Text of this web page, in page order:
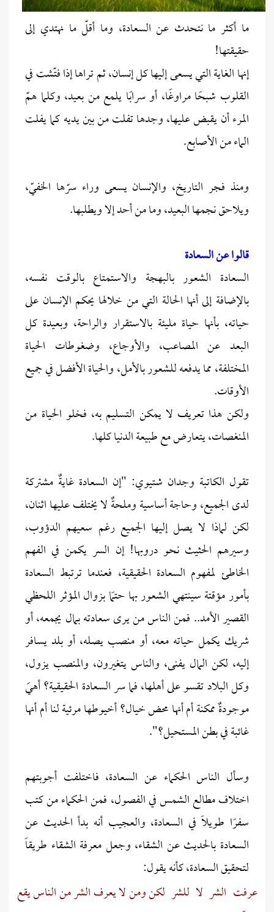
ما أكثر ما نتحدث عن السعادة، وما أقلّ ما نهتدي إلى
حقيقتها!
إنها الغاية التي يسعى إليها كل إنسان، ثم تراها إذا فتّشت في
القلوب شبحًا مراوغًا، أو سرابًا يلمع من بعيد، وكلما همّ
المرء أن يقبض عليها، وجدها تفلت من بين يديه كما يفلت
الماء من الأصابع.
ومنذ فجر التاريخ، والإنسان يسعى وراء سرّها الخفيّ،
ويلاحق نجمها البعيد، وما من أحد إلا ويطلبها.
قالوا عن السعادة
السعادة الشعور بالبهجة والاستمتاع بالوقت نفسه،
بالإضافة إلى أنها الحالة التي من خلالها يحكم الإنسان على
حياته، بأنها حياة مليئة بالاستقرار والراحة، وبعيدة كل
البعد عن المصاعب، والأوجاع، وضغوطات الحياة
المختلفة، مما يدفعه للشعور بالأمل، والحياة الأفضل في جميع
الأوقات.
ولكن هذا تعريف لا يمكن التسليم به، فخلو الحياة من
المنغصات، يتعارض مع طبيعة الدنيا كلها.
تقول الكاتبة وجدان شتيوي: "إن السعادة غايةٌ مشتركة
لدى الجميع، وحاجة أساسية وملحةٌ لا يختلف عليها اثنان،
لكن لماذا لا يصل إليها الجميع رغم سعيهم الدؤوب،
وسيرهم الحثيث نحو دروبها! إن السر يكمن في الفهم
الخاطئ لمفهوم السعادة الحقيقية، فعندما ترتبط السعادة
بأمور مؤقتة سينتهي الشعور بها حتمًا بزوال المؤثر اللحظي
القصير الأمد.. فمن الناس من يرى سعادته بمال يجمعه، أو
شريك يكمل حياته معه، أو منصب يصله، أو بلد يسافر
إليه، لكن المال يفنى، والناس يتغيرون، والمنصب يزول،
وكل البلاد تقسو على أهلها، فما سر السعادة الحقيقية؟ أهيَ
موجودةٌ ممكنة أم أنها محض خيال؟ أخيوطها مرئية لنا أم أنها
غائبة في بطن المستحيل؟".
وسأل الناس الحكماء عن السعادة، فاختلفت أجوبتهم
اختلاف مطالع الشمس في الفصول، فمن الحكماء من كتب
سفرًا طويلًا في السعادة، والعجيب أنه بدأ الحديث عن
السعادة بالحديث عن الشقاء، وجعل معرفة الشقاء طريقاً
لتحقيق السعادة، كأنه يقول:
عرفت الشر لا للشر لكنومن لا يعرف الشر من الناس يقع